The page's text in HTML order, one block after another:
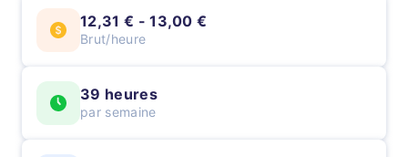
12,31 € - 13,00 €
Brut/heure
39 heures
par semaine